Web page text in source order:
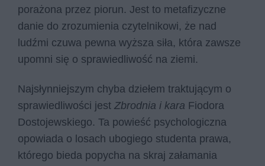
porażona przez piorun. Jest to metafizyczne
danie do zrozumienia czytelnikowi, że nad
ludźmi czuwa pewna wyższa siła, która zawsze
upomni się o sprawiedliwość na ziemi.
Najsłynniejszym chyba dziełem traktującym o
sprawiedliwości jest Zbrodnia i kara Fiodora
Dostojewskiego. Ta powieść psychologiczna
opowiada o losach ubogiego studenta prawa,
którego bieda popycha na skraj załamania